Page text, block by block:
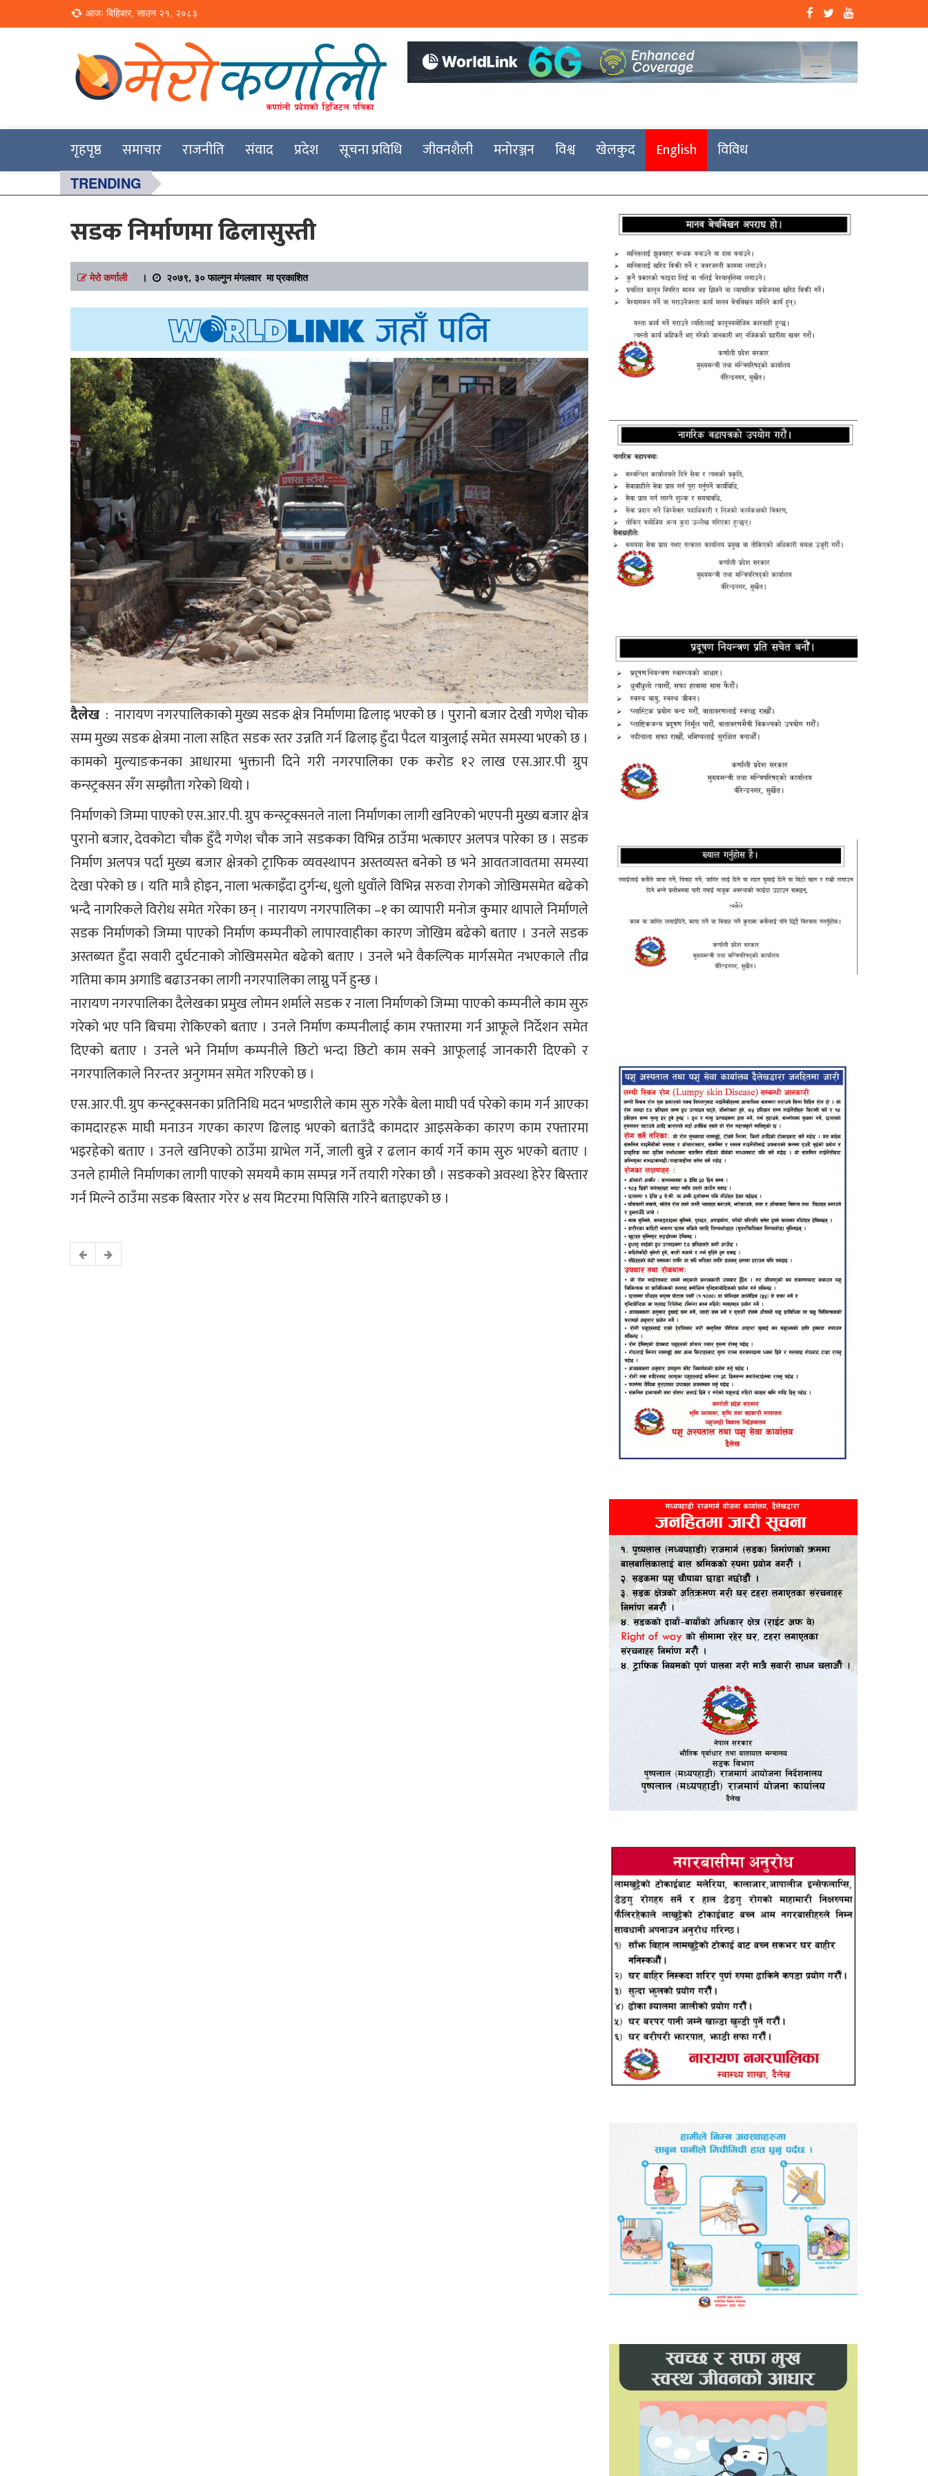
Loading...
आजः बिहिबार, साउन २१, २०८३
Merokarnali
गृहपृष्ठ समाचार राजनीति संवाद प्रदेश सूचना प्रविधि जीवनशैली मनोरञ्जन विश्व खेलकुद English विविध
TRENDING
सडक निर्माणमा ढिलासुस्ती
मेरो कर्णाली। २०७९, ३० फाल्गुन मंगलवार मा प्रकाशित
दैलेख : नारायण नगरपालिकाको मुख्य सडक क्षेत्र निर्माणमा ढिलाइ भएको छ । पुरानो बजार देखी गणेश चोक
सम्म मुख्य सडक क्षेत्रमा नाला सहित सडक स्तर उन्नति गर्न ढिलाइ हुँदा पैदल यात्रुलाई समेत समस्या भएको छ ।
कामको मुल्याङकनका आधारमा भुक्तानी दिने गरी नगरपालिका एक करोड १२ लाख एस.आर.पी ग्रुप
कन्स्ट्रक्सन सँग सम्झौता गरेको थियो ।
निर्माणको जिम्मा पाएको एस.आर.पी. ग्रुप कन्स्ट्रक्सनले नाला निर्माणका लागी खनिएको भएपनी मुख्य बजार क्षेत्र
पुरानो बजार, देवकोटा चौक हुँदै गणेश चौक जाने सडकका विभिन्न ठाउँमा भत्काएर अलपत्र पारेका छ । सडक
निर्माण अलपत्र पर्दा मुख्य बजार क्षेत्रको ट्राफिक व्यवस्थापन अस्तव्यस्त बनेको छ भने आवतजावतमा समस्या
देखा परेको छ । यति मात्रै होइन, नाला भत्काइँदा दुर्गन्ध, धुलो धुवाँले विभिन्न सरुवा रोगको जोखिमसमेत बढेको
भन्दै नागरिकले विरोध समेत गरेका छन् । नारायण नगरपालिका –१ का व्यापारी मनोज कुमार थापाले निर्माणले
सडक निर्माणको जिम्मा पाएको निर्माण कम्पनीको लापारवाहीका कारण जोखिम बढेको बताए । उनले सडक
अस्तब्यत हुँदा सवारी दुर्घटनाको जोखिमसमेत बढेको बताए । उनले भने वैकल्पिक मार्गसमेत नभएकाले तीव्र
गतिमा काम अगाडि बढाउनका लागी नगरपालिका लाग्नु पर्ने हुन्छ ।
नारायण नगरपालिका दैलेखका प्रमुख लोमन शर्माले सडक र नाला निर्माणको जिम्मा पाएको कम्पनीले काम सुरु
गरेको भए पनि बिचमा रोकिएको बताए । उनले निर्माण कम्पनीलाई काम रफ्तारमा गर्न आफूले निर्देशन समेत
दिएको बताए । उनले भने निर्माण कम्पनीले छिटो भन्दा छिटो काम सक्ने आफूलाई जानकारी दिएको र
नगरपालिकाले निरन्तर अनुगमन समेत गरिएको छ ।
एस.आर.पी. ग्रुप कन्स्ट्रक्सनका प्रतिनिधि मदन भण्डारीले काम सुरु गरेकै बेला माघी पर्व परेको काम गर्न आएका
कामदारहरू माघी मनाउन गएका कारण ढिलाइ भएको बताउँदै कामदार आइसकेका कारण काम रफ्तारमा
भइरहेको बताए । उनले खनिएको ठाउँमा ग्राभेल गर्ने, जाली बुन्ने र ढलान कार्य गर्ने काम सुरु भएको बताए ।
उनले हामीले निर्माणका लागी पाएको समयमै काम सम्पन्न गर्ने तयारी गरेका छौ । सडकको अवस्था हेरेर बिस्तार
गर्न मिल्ने ठाउँमा सडक बिस्तार गरेर ४ सय मिटरमा पिसिसि गरिने बताइएको छ ।